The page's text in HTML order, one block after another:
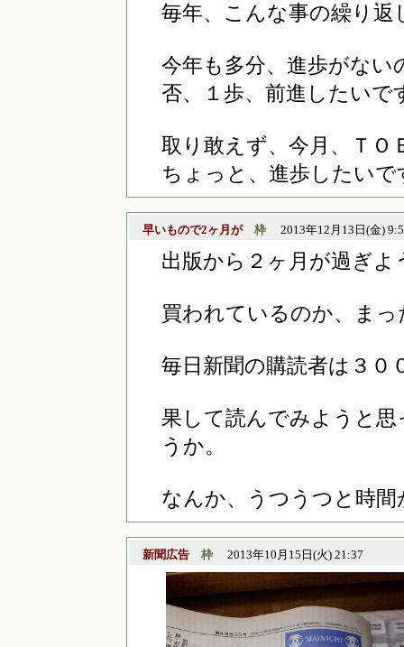
毎年、こんな事の繰り返
今年も多分、進歩がない
否、１歩、前進したいで
取り敢えず、今月、Ｔ
ちょっと、進歩したいで
早いもので2ヶ月が 枠 2013年12月13日(金)
出版から２ヶ月が過ぎ
買われているのか、ま
毎日新聞の購読者は３０
果して読んでみようと
うか。
なんか、うつうつと時
新聞広告 枠 2013年10月15日(火) 21:37